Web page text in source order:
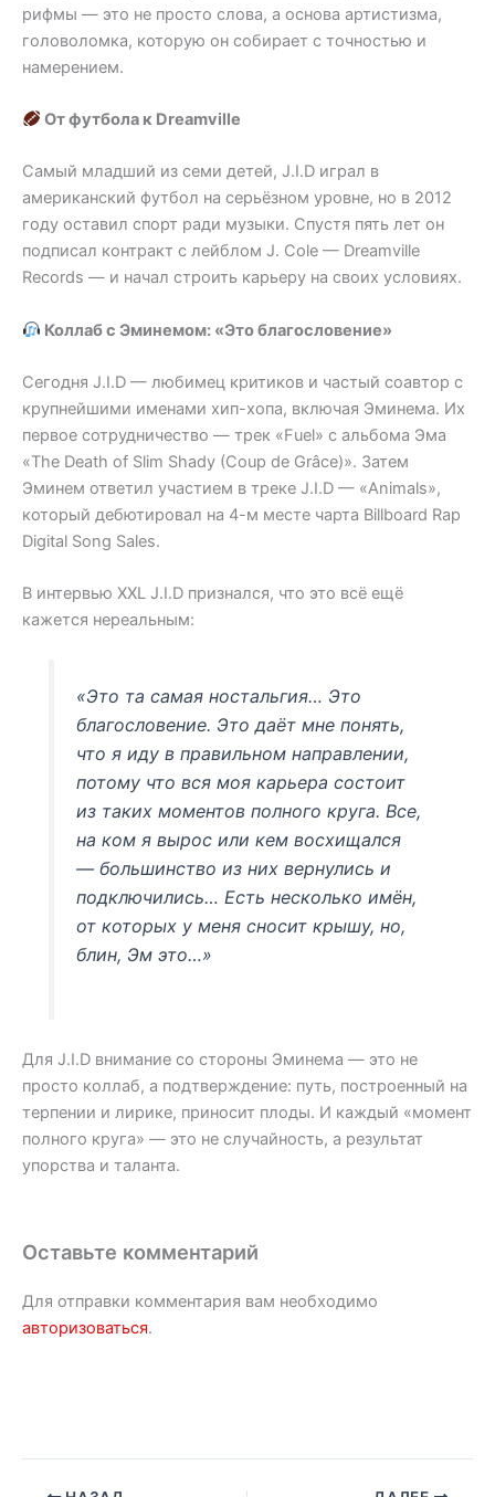
рифмы — это не просто слова, а основа артистизма,
головоломка, которую он собирает с точностью и
намерением.
От футбола к Dreamville
Самый младший из семи детей, J.I.D играл в
американский футбол на серьёзном уровне, но в 2012
году оставил спорт ради музыки. Спустя пять лет он
подписал контракт с лейблом J. Cole — Dreamville
Records — и начал строить карьеру на своих условиях.
Коллаб с Эминемом: «Это благословение»
Сегодня J.I.D — любимец критиков и частый соавтор с
крупнейшими именами хип-хопа, включая Эминема. Их
первое сотрудничество — трек «Fuel» с альбома Эма
«The Death of Slim Shady (Coup de Grâce)». Затем
Эминем ответил участием в треке J.I.D — «Animals»,
который дебютировал на 4-м месте чарта Billboard Rap
Digital Song Sales.
В интервью XXL J.I.D признался, что это всё ещё
кажется нереальным:
«Это та самая ностальгия… Это
благословение. Это даёт мне понять,
что я иду в правильном направлении,
потому что вся моя карьера состоит
из таких моментов полного круга. Все,
на ком я вырос или кем восхищался
— большинство из них вернулись и
подключились… Есть несколько имён,
от которых у меня сносит крышу, но,
блин, Эм это…»
Для J.I.D внимание со стороны Эминема — это не
просто коллаб, а подтверждение: путь, построенный на
терпении и лирике, приносит плоды. И каждый «момент
полного круга» — это не случайность, а результат
упорства и таланта.
Оставьте комментарий
Для отправки комментария вам необходимо
авторизоваться.